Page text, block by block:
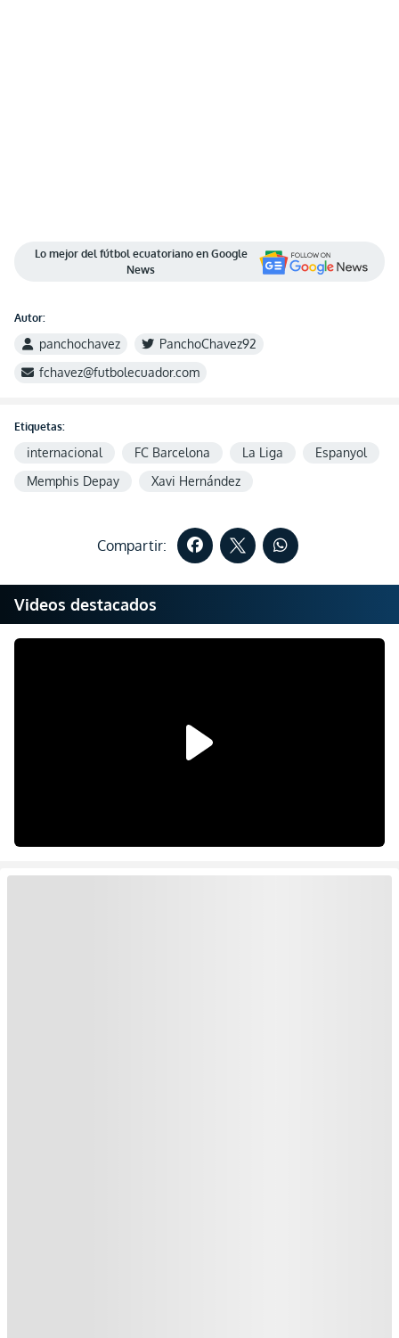
Lo mejor del fútbol ecuatoriano en Google
News
Autor:
panchochavez
PanchoChavez92
fchavez@futbolecuador.com
Etiquetas:
internacional FC Barcelona La Liga
Espanyol
Memphis Depay
Xavi Hernández
Compartir:
Videos destacados